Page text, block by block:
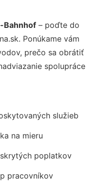
Bahnhof – poďte do
Ponúkame vám
prečo sa obrátiť
spolupráce
služieb
na mieru
poplatkov
pracovníkov